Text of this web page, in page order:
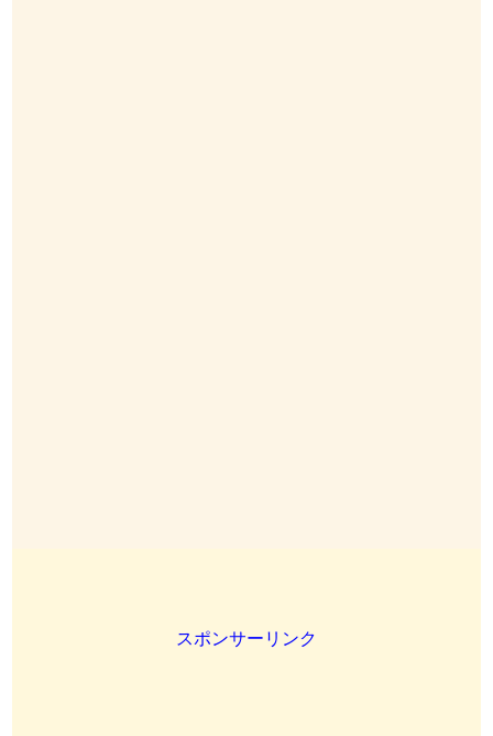
スポンサーリンク